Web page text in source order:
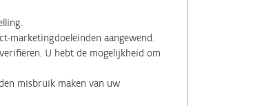
marketingdoeleinden aangewend.
U hebt de mogelijkheid om
misbruik maken van uw